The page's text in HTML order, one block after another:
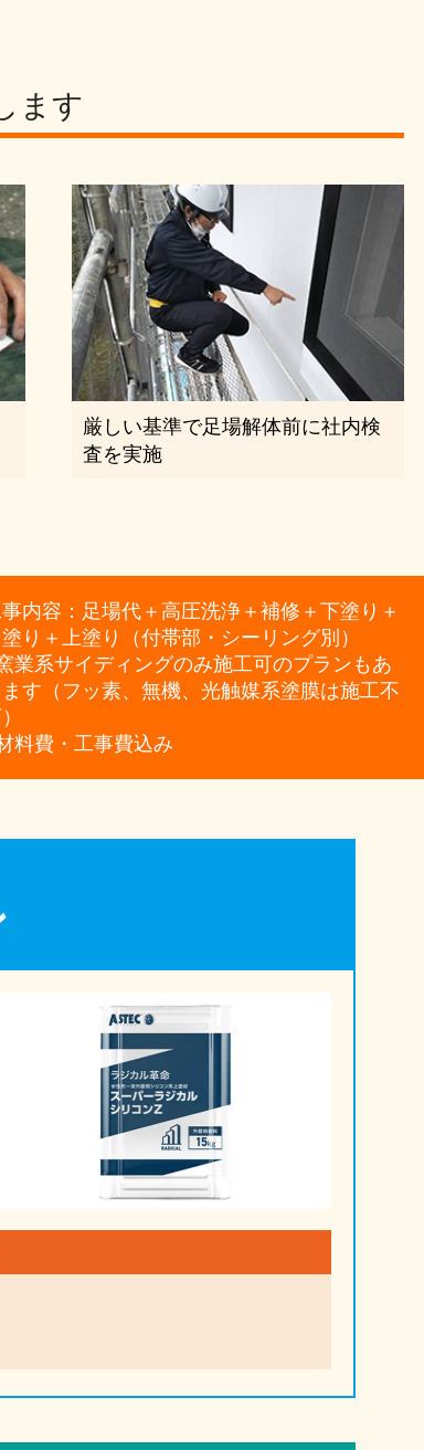
ます
厳しい基準で足場解体前に社内検
査を実施
内容：足場代＋高圧洗浄＋補修＋下塗り＋
り＋上塗り（付帯部・シーリング別）
業系サイディングのみ施工可のプランもあ
ます（フッ素、無機、光触媒系塗膜は施工不
料費・工事費込み